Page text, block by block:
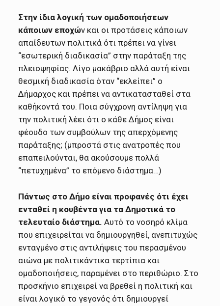
Στην ίδια λογική των ομαδοποιήσεων
κάποιων εποχών και οι προτάσεις κάποιων
απαίδευτων πολιτικά ότι πρέπει να γίνει
“εσωτερική διαδικασία” στην παράταξη της
πλειοψηφίας. Λίγο μακάβριο αλλά αυτή είναι
θεσμική διαδικασία όταν “εκλείπει” ο
Δήμαρχος και πρέπει να αντικατασταθεί στα
καθήκοντά του. Ποια σύγχρονη αντίληψη για
την πολιτική λέει ότι ο κάθε Δήμος είναι
φέουδο των συμβούλων της απερχόμενης
παράταξης; (μπροστά στις ανατροπές που
επαπειλούνται, θα ακούσουμε πολλά
“πετυχημένα” το επόμενο διάστημα…)
Πάντως στο Δήμο είναι προφανές ότι έχει
ενταθεί η κουβέντα για τα Δημοτικά το
τελευταίο διάστημα. Αυτό το νοσηρό κλίμα
που επιχειρείται να δημιουργηθεί, ανεπιτυχώς
ενταγμένο στις αντιλήψεις του περασμένου
αιώνα με πολιτικάντικα τερτίπια και
ομαδοποιήσεις, παραμένει στο περιθώριο. Στο
προσκήνιο επιχειρεί να βρεθεί η πολιτική και
είναι λογικό το γεγονός ότι δημιουργεί